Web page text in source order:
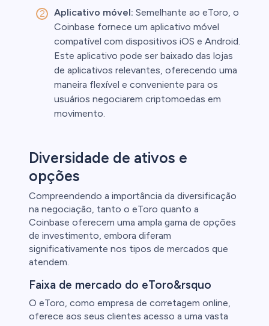
Aplicativo móvel: Semelhante ao eToro, o
Coinbase fornece um aplicativo móvel
compatível com dispositivos iOS e Android.
Este aplicativo pode ser baixado das lojas
de aplicativos relevantes, oferecendo uma
maneira flexível e conveniente para os
usuários negociarem criptomoedas em
movimento.
Diversidade de ativos e
opções
Compreendendo a importância da diversificação
na negociação, tanto o eToro quanto a
Coinbase oferecem uma ampla gama de opções
de investimento, embora diferam
significativamente nos tipos de mercados que
atendem.
Faixa de mercado do eToro&rsquo
O eToro, como empresa de corretagem online,
oferece aos seus clientes acesso a uma vasta